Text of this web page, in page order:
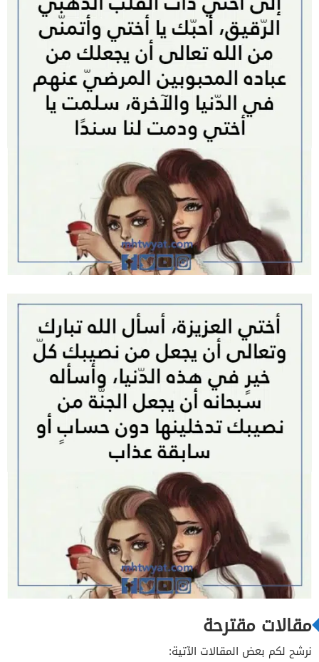
مقالات مقترحة
نرشح لكم بعض المقالات الآتية: